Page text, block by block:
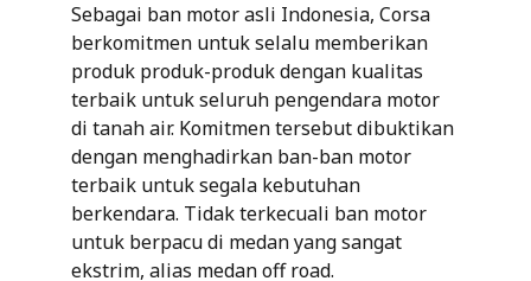
Sebagai ban motor asli Indonesia, Corsa
berkomitmen untuk selalu memberikan
produk produk-produk dengan kualitas
terbaik untuk seluruh pengendara motor
di tanah air. Komitmen tersebut dibuktikan
dengan menghadirkan ban-ban motor
terbaik untuk segala kebutuhan
berkendara. Tidak terkecuali ban motor
untuk berpacu di medan yang sangat
ekstrim, alias medan off road.